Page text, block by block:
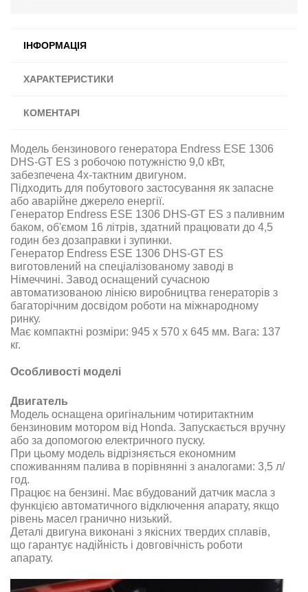
ІНФОРМАЦІЯ
ХАРАКТЕРИСТИКИ
КОМЕНТАРІ
Модель бензинового генератора Endress ESE 1306
DHS-GT ES з робочою потужністю 9,0 кВт,
забезпечена 4х-тактним двигуном.
Підходить для побутового застосування як запасне
або аварійне джерело енергії.
Генератор Endress ESE 1306 DHS-GT ES з паливним
баком, об'ємом 16 літрів, здатний працювати до 4,5
годин без дозаправки і зупинки.
Генератор Endress ESE 1306 DHS-GT ES
виготовлений на спеціалізованому заводі в
Німеччині. Завод оснащений сучасною
автоматизованою лінією виробництва генераторів з
багаторічним досвідом роботи на міжнародному
ринку.
Має компактні розміри: 945 х 570 х 645 мм. Вага: 137
кг.
Особливості моделі
Двигатель
Модель оснащена оригінальним чотиритактним
бензиновим мотором від Honda. Запускається вручну
або за допомогою електричного пуску.
При цьому модель відрізняється економним
споживанням палива в порівнянні з аналогами: 3,5 л/
год.
Працює на бензині. Має вбудований датчик масла з
функцією автоматичного відключення апарату, якщо
рівень масел гранично низький.
Деталі двигуна виконані з якісних твердих сплавів,
що гарантує надійність і довговічність роботи
апарату.